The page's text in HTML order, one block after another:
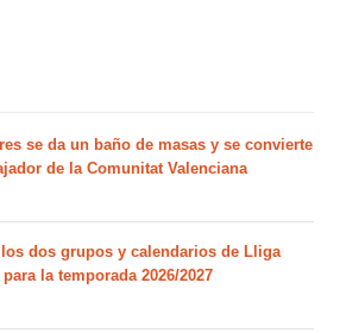
se da un baño de masas y se convierte
de la Comunitat Valenciana
dos grupos y calendarios de Lliga
la temporada 2026/2027